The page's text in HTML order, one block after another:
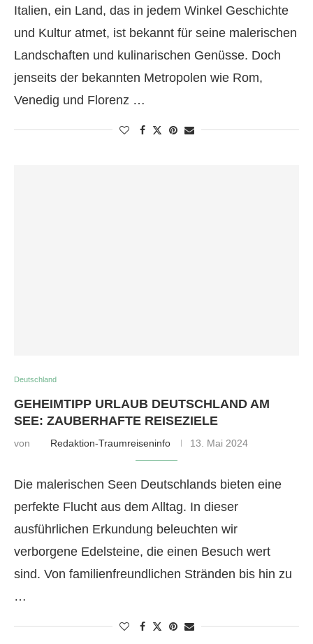
Italien, ein Land, das in jedem Winkel Geschichte
und Kultur atmet, ist bekannt für seine malerischen
Landschaften und kulinarischen Genüsse. Doch
jenseits der bekannten Metropolen wie Rom,
Venedig und Florenz …
Deutschland
GEHEIMTIPP URLAUB DEUTSCHLAND AM
SEE: ZAUBERHAFTE REISEZIELE
von Redaktion-Traumreiseninfo 13. Mai 2024
Die malerischen Seen Deutschlands bieten eine
perfekte Flucht aus dem Alltag. In dieser
ausführlichen Erkundung beleuchten wir
verborgene Edelsteine, die einen Besuch wert
sind. Von familienfreundlichen Stränden bis hin zu
…